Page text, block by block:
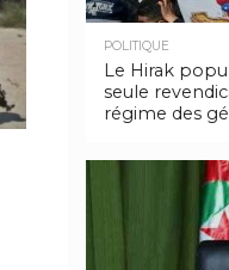
POLITIQUE
Le Hirak
seule
régime des